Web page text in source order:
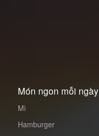
Món ngon mỗi ngày
Mì
Hamburger